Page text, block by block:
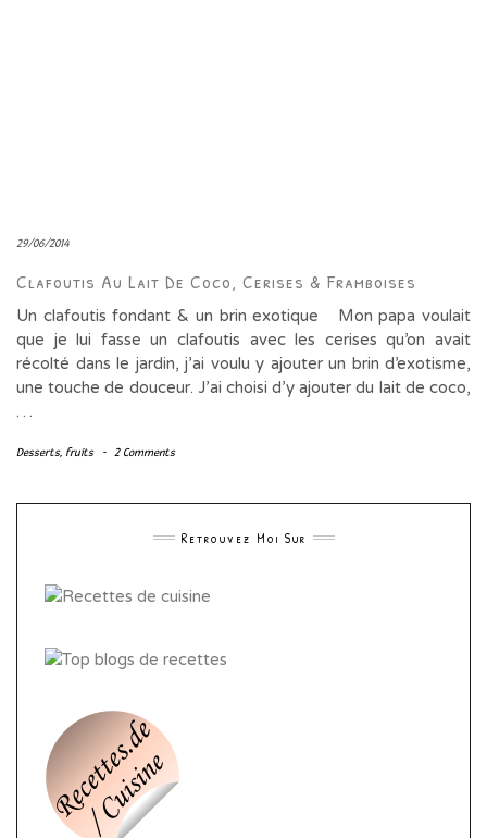
29/06/2014
Clafoutis Au Lait De Coco, Cerises & Framboises
Un clafoutis fondant & un brin exotique Mon papa voulait
que je lui fasse un clafoutis avec les cerises qu’on avait
récolté dans le jardin, j’ai voulu y ajouter un brin d’exotisme,
une touche de douceur. J’ai choisi d’y ajouter du lait de coco,
…
Desserts, fruits - 2 Comments
Retrouvez Moi Sur